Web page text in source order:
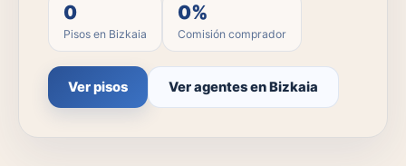
0
Pisos en Bizkaia
0%
Comisión comprador
Ver pisos Ver agentes en Bizkaia